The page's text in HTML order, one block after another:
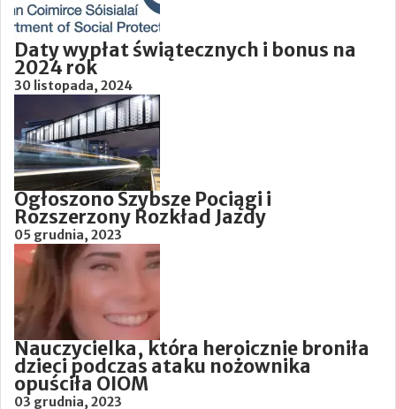
Daty wypłat świątecznych i bonus na
2024 rok
30 listopada, 2024
Ogłoszono Szybsze Pociągi i
Rozszerzony Rozkład Jazdy
05 grudnia, 2023
Nauczycielka, która heroicznie broniła
dzieci podczas ataku nożownika
opuściła OIOM
03 grudnia, 2023